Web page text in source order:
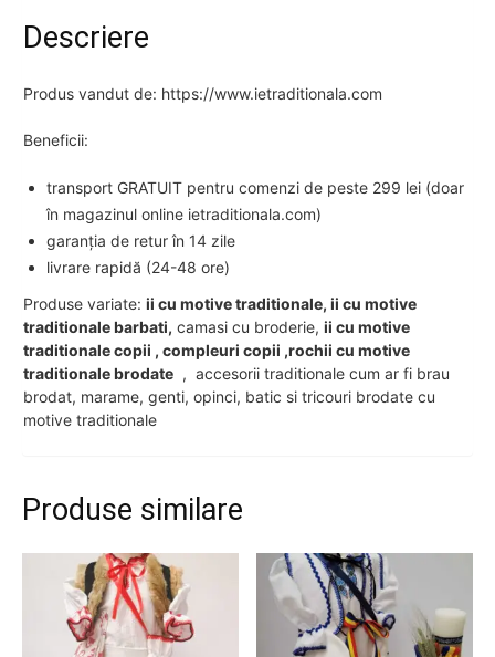
Descriere
Produs vandut de: https://www.ietraditionala.com
Beneficii:
transport GRATUIT pentru comenzi de peste 299 lei (doar
în magazinul online ietraditionala.com)
garanția de retur în 14 zile
livrare rapidă (24-48 ore)
Produse variate: ii cu motive traditionale, ii cu motive
traditionale barbati, camasi cu broderie, ii cu motive
traditionale copii , compleuri copii ,rochii cu motive
traditionale brodate , accesorii traditionale cum ar fi brau
brodat, marame, genti, opinci, batic si tricouri brodate cu
motive traditionale
Produse similare